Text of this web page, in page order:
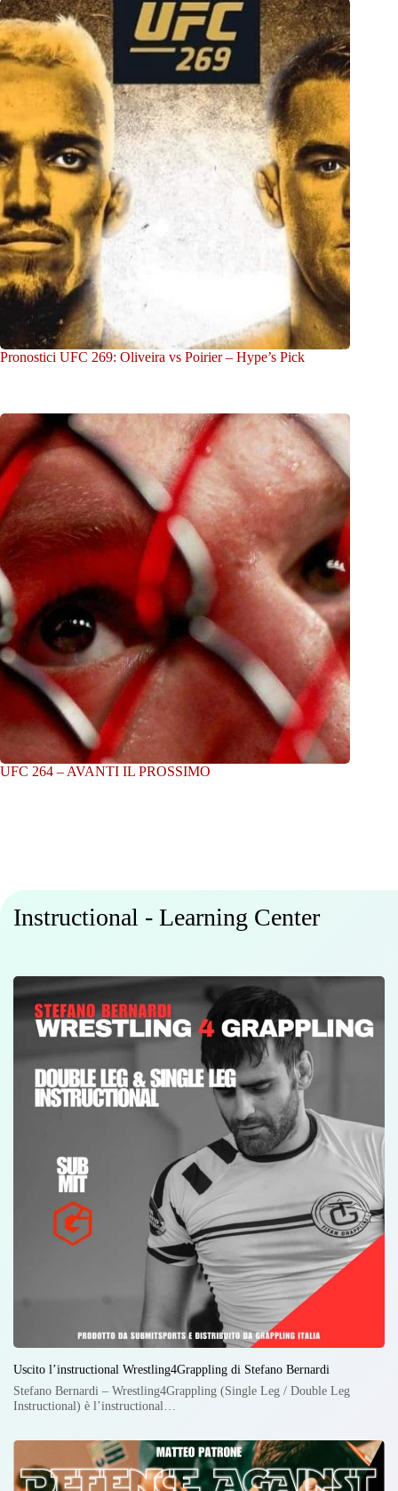
Pronostici UFC 269: Oliveira vs Poirier – Hype’s Pick
UFC 264 – AVANTI IL PROSSIMO
Instructional - Learning Center
Uscito l’instructional Wrestling4Grappling di Stefano Bernardi
Stefano Bernardi – Wrestling4Grappling (Single Leg / Double Leg
Instructional) è l’instructional…